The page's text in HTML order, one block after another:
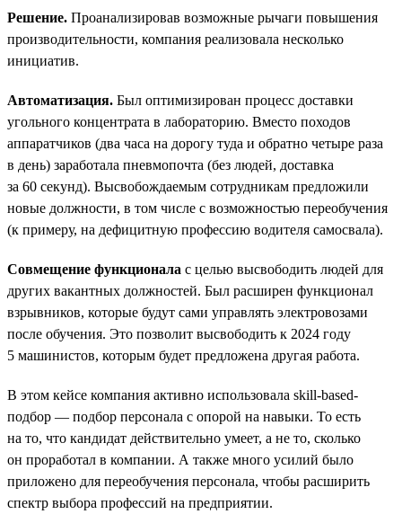
Решение. Проанализировав возможные рычаги повышения
производительности, компания реализовала несколько
инициатив.
Автоматизация. Был оптимизирован процесс доставки
угольного концентрата в лабораторию. Вместо походов
аппаратчиков (два часа на дорогу туда и обратно четыре раза
в день) заработала пневмопочта (без людей, доставка
за 60 секунд). Высвобождаемым сотрудникам предложили
новые должности, в том числе с возможностью переобучения
(к примеру, на дефицитную профессию водителя самосвала).
Совмещение функционала с целью высвободить людей для
других вакантных должностей. Был расширен функционал
взрывников, которые будут сами управлять электровозами
после обучения. Это позволит высвободить к 2024 году
5 машинистов, которым будет предложена другая работа.
В этом кейсе компания активно использовала skill-based-
подбор — подбор персонала с опорой на навыки. То есть
на то, что кандидат действительно умеет, а не то, сколько
он проработал в компании. А также много усилий было
приложено для переобучения персонала, чтобы расширить
спектр выбора профессий на предприятии.